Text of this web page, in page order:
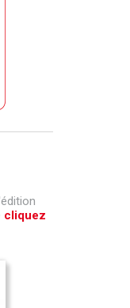
cliquez